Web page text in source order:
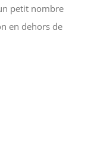
petit nombre
en dehors de